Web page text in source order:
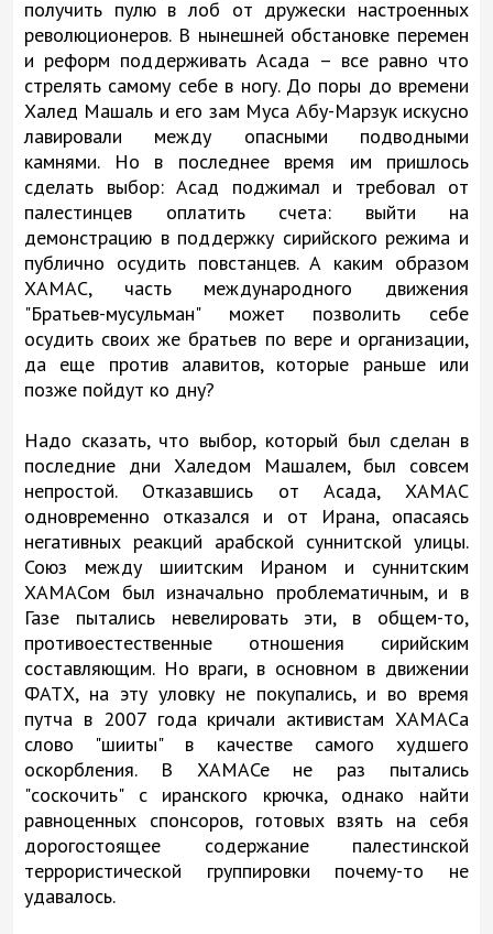
получить пулю в лоб от дружески настроенных
революционеров. В нынешней обстановке перемен
и реформ поддерживать Асада – все равно что
стрелять самому себе в ногу. До поры до времени
Халед Машаль и его зам Муса Абу-Марзук искусно
лавировали между опасными подводными
камнями. Но в последнее время им пришлось
сделать выбор: Асад поджимал и требовал от
палестинцев оплатить счета: выйти на
демонстрацию в поддержку сирийского режима и
публично осудить повстанцев. А каким образом
ХАМАС, часть международного движения
"Братьев-мусульман" может позволить себе
осудить своих же братьев по вере и организации,
да еще против алавитов, которые раньше или
позже пойдут ко дну?
Надо сказать, что выбор, который был сделан в
последние дни Халедом Машалем, был совсем
непростой. Отказавшись от Асада, ХАМАС
одновременно отказался и от Ирана, опасаясь
негативных реакций арабской суннитской улицы.
Союз между шиитским Ираном и суннитским
ХАМАСом был изначально проблематичным, и в
Газе пытались невелировать эти, в общем-то,
противоестественные отношения сирийским
составляющим. Но враги, в основном в движении
ФАТХ, на эту уловку не покупались, и во время
путча в 2007 года кричали активистам ХАМАСа
слово "шииты" в качестве самого худшего
оскорбления. В ХАМАСе не раз пытались
"соскочить" с иранского крючка, однако найти
равноценных спонсоров, готовых взять на себя
дорогостоящее содержание палестинской
террористической группировки почему-то не
удавалось.